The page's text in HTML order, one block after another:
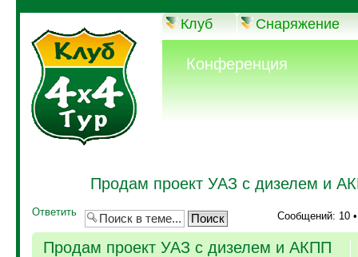
Клуб Снаряжение
Конференция
Продам проект УАЗ с дизелем и
Ответить Сообщений: 10
Продам проект УАЗ с дизелем и АКПП